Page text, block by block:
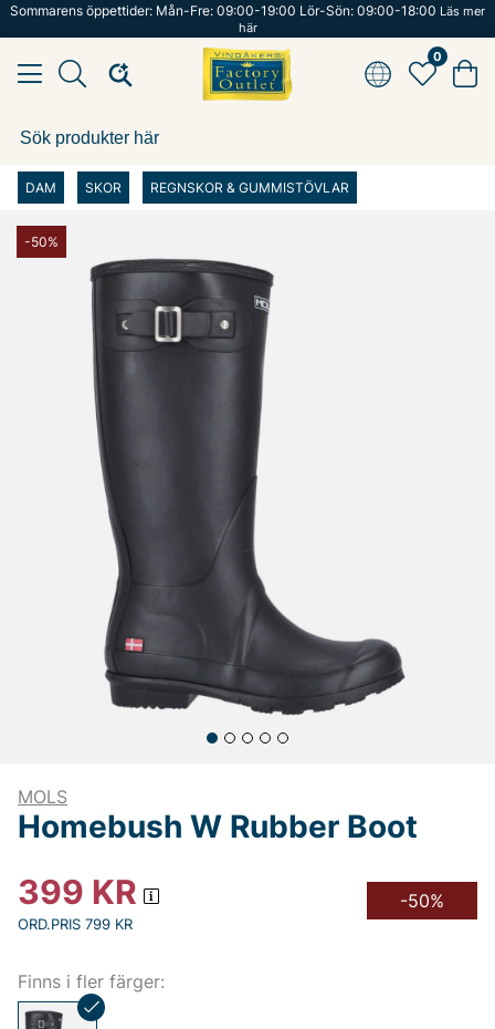
Sommarens öppettider: Mån-Fre: 09:00-19:00 Lör-Sön: 09:00-18:00 Läs mer
här
0
DAM SKOR REGNSKOR & GUMMISTÖVLAR
-50%
MOLS
Homebush W Rubber Boot
399 KR
ORD.PRIS 799 KR
-50%
Finns i fler färger: